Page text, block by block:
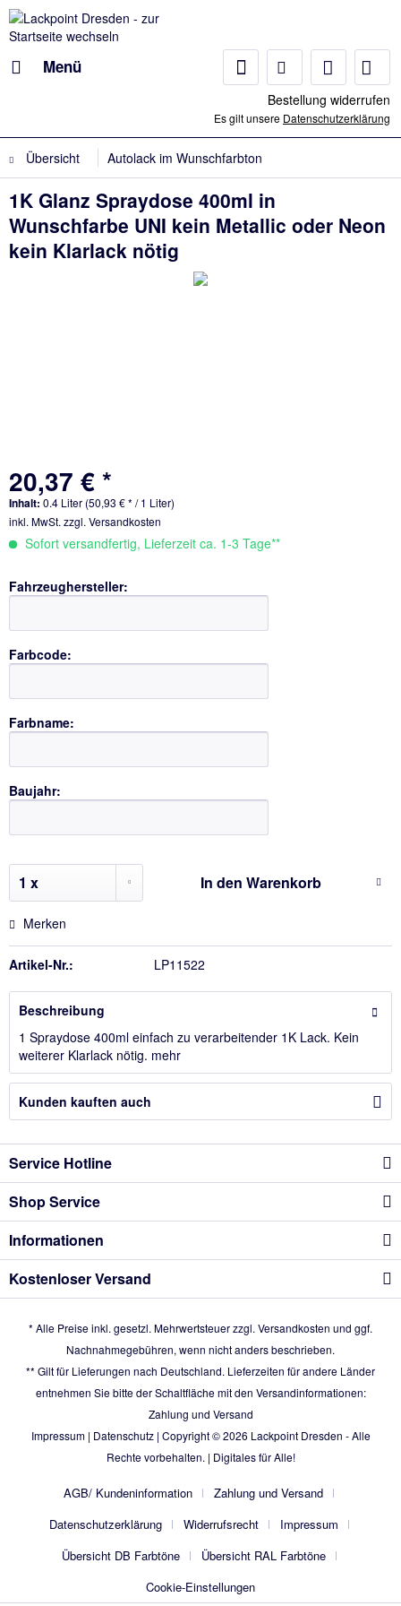
Menü
Bestellung widerrufen
Es gilt unsere Datenschutzerklärung
Übersicht Autolack im Wunschfarbton
1K Glanz Spraydose 400ml in
Wunschfarbe UNI kein Metallic oder Neon
kein Klarlack nötig
20,37 € *
Inhalt: 0.4 Liter (50,93 € * / 1 Liter)
inkl. MwSt. zzgl. Versandkosten
Sofort versandfertig, Lieferzeit ca. 1-3 Tage**
Fahrzeughersteller:
Farbcode:
Farbname:
Baujahr:
In den Warenkorb
Merken
Artikel-Nr.: LP11522
Beschreibung
1 Spraydose 400ml einfach zu verarbeitender 1K Lack. Kein
weiterer Klarlack nötig. mehr
Kunden kauften auch
Service Hotline
Shop Service
Informationen
Kostenloser Versand
* Alle Preise inkl. gesetzl. Mehrwertsteuer zzgl. Versandkosten und ggf.
Nachnahmegebühren, wenn nicht anders beschrieben.
** Gilt für Lieferungen nach Deutschland. Lieferzeiten für andere Länder
entnehmen Sie bitte der Schaltfläche mit den Versandinformationen:
Zahlung und Versand
Impressum| Datenschutz| Copyright © 2026 Lackpoint Dresden - Alle
Rechte vorbehalten. | Digitales für Alle!
AGB/ Kundeninformation
Zahlung und Versand
Datenschutzerklärung
Widerrufsrecht
Impressum
Übersicht DB Farbtöne
Übersicht RAL Farbtöne
Cookie-Einstellungen